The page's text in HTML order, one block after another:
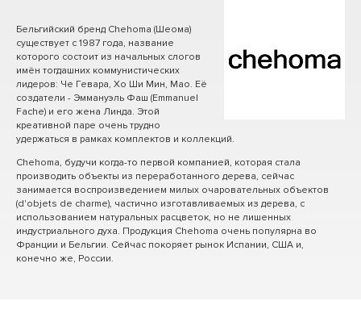
Бельгийский бренд Chehoma (Шеома)
существует с 1987 года, название
которого состоит из начальных слогов
имён тогдашних коммунистических
лидеров: Че Гевара, Хо Ши Мин, Мао. Её
создатели - Эммануэль Фаш (Emmanuel
Fache) и его жена Линда. Этой
креативной паре очень трудно
удержаться в рамках комплектов и коллекций.
Chehoma, будучи когда-то первой компанией, которая стала
производить объекты из переработанного дерева, сейчас
занимается воспроизведением милых очаровательных объектов
(d'objets de charme), частично изготавливаемых из дерева, с
использованием натуральных расцветок, но не лишенных
индустриального духа. Продукция Chehoma очень популярна во
Франции и Бельгии. Сейчас покоряет рынок Испании, США и,
конечно же, России.